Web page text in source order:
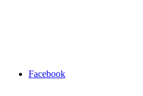
Facebook